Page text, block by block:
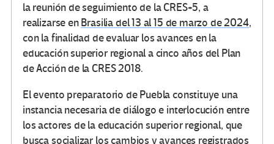
la reunión de seguimiento de la CRES+5, a
realizarse enBrasilia del 13 al 15 de marzo de 2024,
con la finalidad de evaluar los avances en la
educación superior regional a cinco años del Plan
de Acción de la CRES 2018.
El evento preparatorio de Puebla constituye una
instancia necesaria de diálogo e interlocución entre
los actores de la educación superior regional, que
busca socializar los cambios y avances registrados